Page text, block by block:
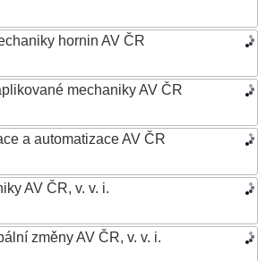
hornin AV ČR
mechaniky AV ČR
a automatizace AV ČR
AV ČR, v. v. i.
změny AV ČR, v. v. i.